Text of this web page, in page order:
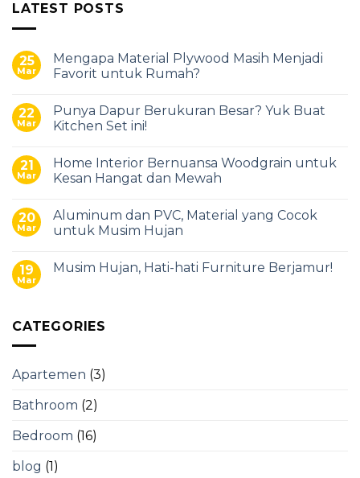
LATEST POSTS
25
Mar
Mengapa Material Plywood Masih Menjadi
Favorit untuk Rumah?
22
Mar
Punya Dapur Berukuran Besar? Yuk Buat
Kitchen Set ini!
21
Mar
Home Interior Bernuansa Woodgrain untuk
Kesan Hangat dan Mewah
20
Mar
Aluminum dan PVC, Material yang Cocok
untuk Musim Hujan
19
Mar
Musim Hujan, Hati-hati Furniture Berjamur!
CATEGORIES
Apartemen (3)
Bathroom (2)
Bedroom (16)
blog (1)